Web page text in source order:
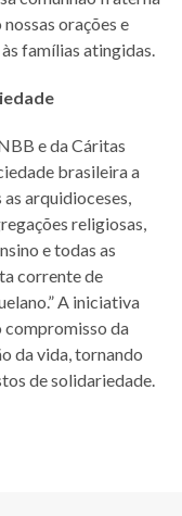
orações e
famílias atingidas.
e da Cáritas
brasileira a
arquidioceses,
religiosas,
e todas as
corrente de
A iniciativa
compromisso da
da vida, tornando
de solidariedade.